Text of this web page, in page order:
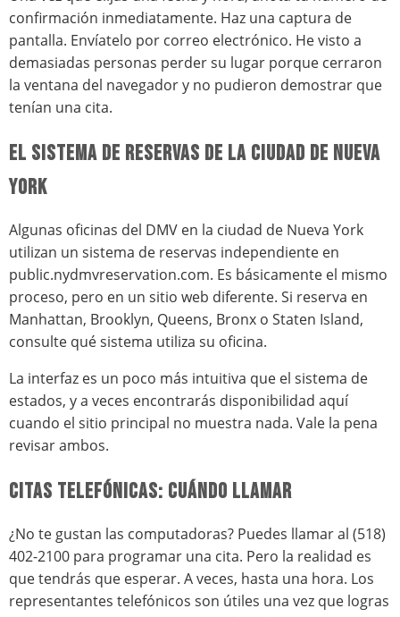
confirmación inmediatamente. Haz una captura de
pantalla. Envíatelo por correo electrónico. He visto a
demasiadas personas perder su lugar porque cerraron
la ventana del navegador y no pudieron demostrar que
tenían una cita.
EL SISTEMA DE RESERVAS DE LA CIUDAD DE NUEVA
YORK
Algunas oficinas del DMV en la ciudad de Nueva York
utilizan un sistema de reservas independiente en
public.nydmvreservation.com. Es básicamente el mismo
proceso, pero en un sitio web diferente. Si reserva en
Manhattan, Brooklyn, Queens, Bronx o Staten Island,
consulte qué sistema utiliza su oficina.
La interfaz es un poco más intuitiva que el sistema de
estados, y a veces encontrarás disponibilidad aquí
cuando el sitio principal no muestra nada. Vale la pena
revisar ambos.
CITAS TELEFÓNICAS: CUÁNDO LLAMAR
¿No te gustan las computadoras? Puedes llamar al (518)
402-2100 para programar una cita. Pero la realidad es
que tendrás que esperar. A veces, hasta una hora. Los
representantes telefónicos son útiles una vez que logras